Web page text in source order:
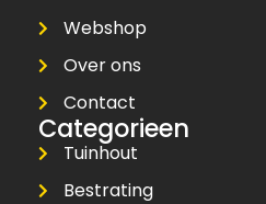
Webshop
Over ons
Contact
Categorieen
Tuinhout
Bestrating